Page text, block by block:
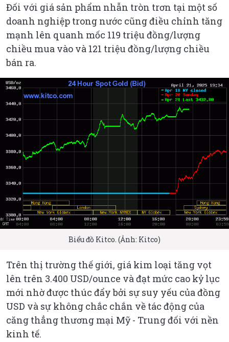
Đối với giá sản phẩm nhẫn tròn trơn tại một số
doanh nghiệp trong nước cũng điều chỉnh tăng
mạnh lên quanh mốc 119 triệu đồng/lượng
chiều mua vào và 121 triệu đồng/lượng chiều
bán ra.
Biểu đồ Kitco. (Ảnh: Kitco)
Trên thị trường thế giới, giá kim loại tăng vọt
lên trên 3.400 USD/ounce và đạt mức cao kỷ lục
mới nhờ được thúc đẩy bởi sự suy yếu của đồng
USD và sự không chắc chắn về tác động của
căng thẳng thương mại Mỹ - Trung đối với nền
kinh tế.